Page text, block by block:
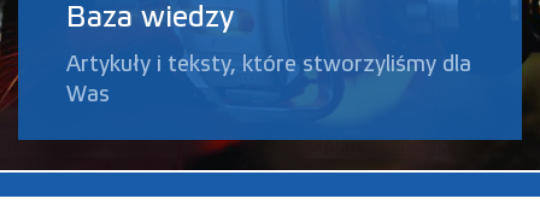
Baza wiedzy
Artykuły i teksty, które stworzyliśmy dla
Was